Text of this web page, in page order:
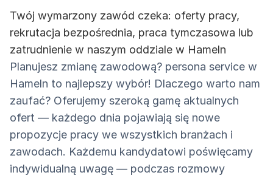
Twój wymarzony zawód czeka: oferty pracy,
rekrutacja bezpośrednia, praca tymczasowa lub
zatrudnienie w naszym oddziale w Hameln
Planujesz zmianę zawodową? persona service w
Hameln to najlepszy wybór! Dlaczego warto nam
zaufać? Oferujemy szeroką gamę aktualnych
ofert — każdego dnia pojawiają się nowe
propozycje pracy we wszystkich branżach i
zawodach. Każdemu kandydatowi poświęcamy
indywidualną uwagę — podczas rozmowy